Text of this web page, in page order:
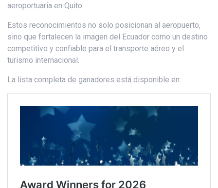
aeroportuaria en Quito.
Estos reconocimientos no solo posicionan al aeropuerto,
sino que fortalecen la imagen del Ecuador como un destino
competitivo y confiable para el transporte aéreo y el
turismo internacional.
La lista completa de ganadores está disponible en: